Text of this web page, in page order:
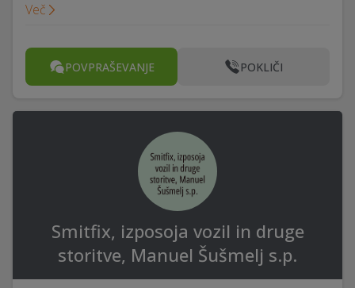
Več
POVPRAŠEVANJE POKLIČI
Smitfix, izposoja vozil in druge
storitve, Manuel Šušmelj s.p.